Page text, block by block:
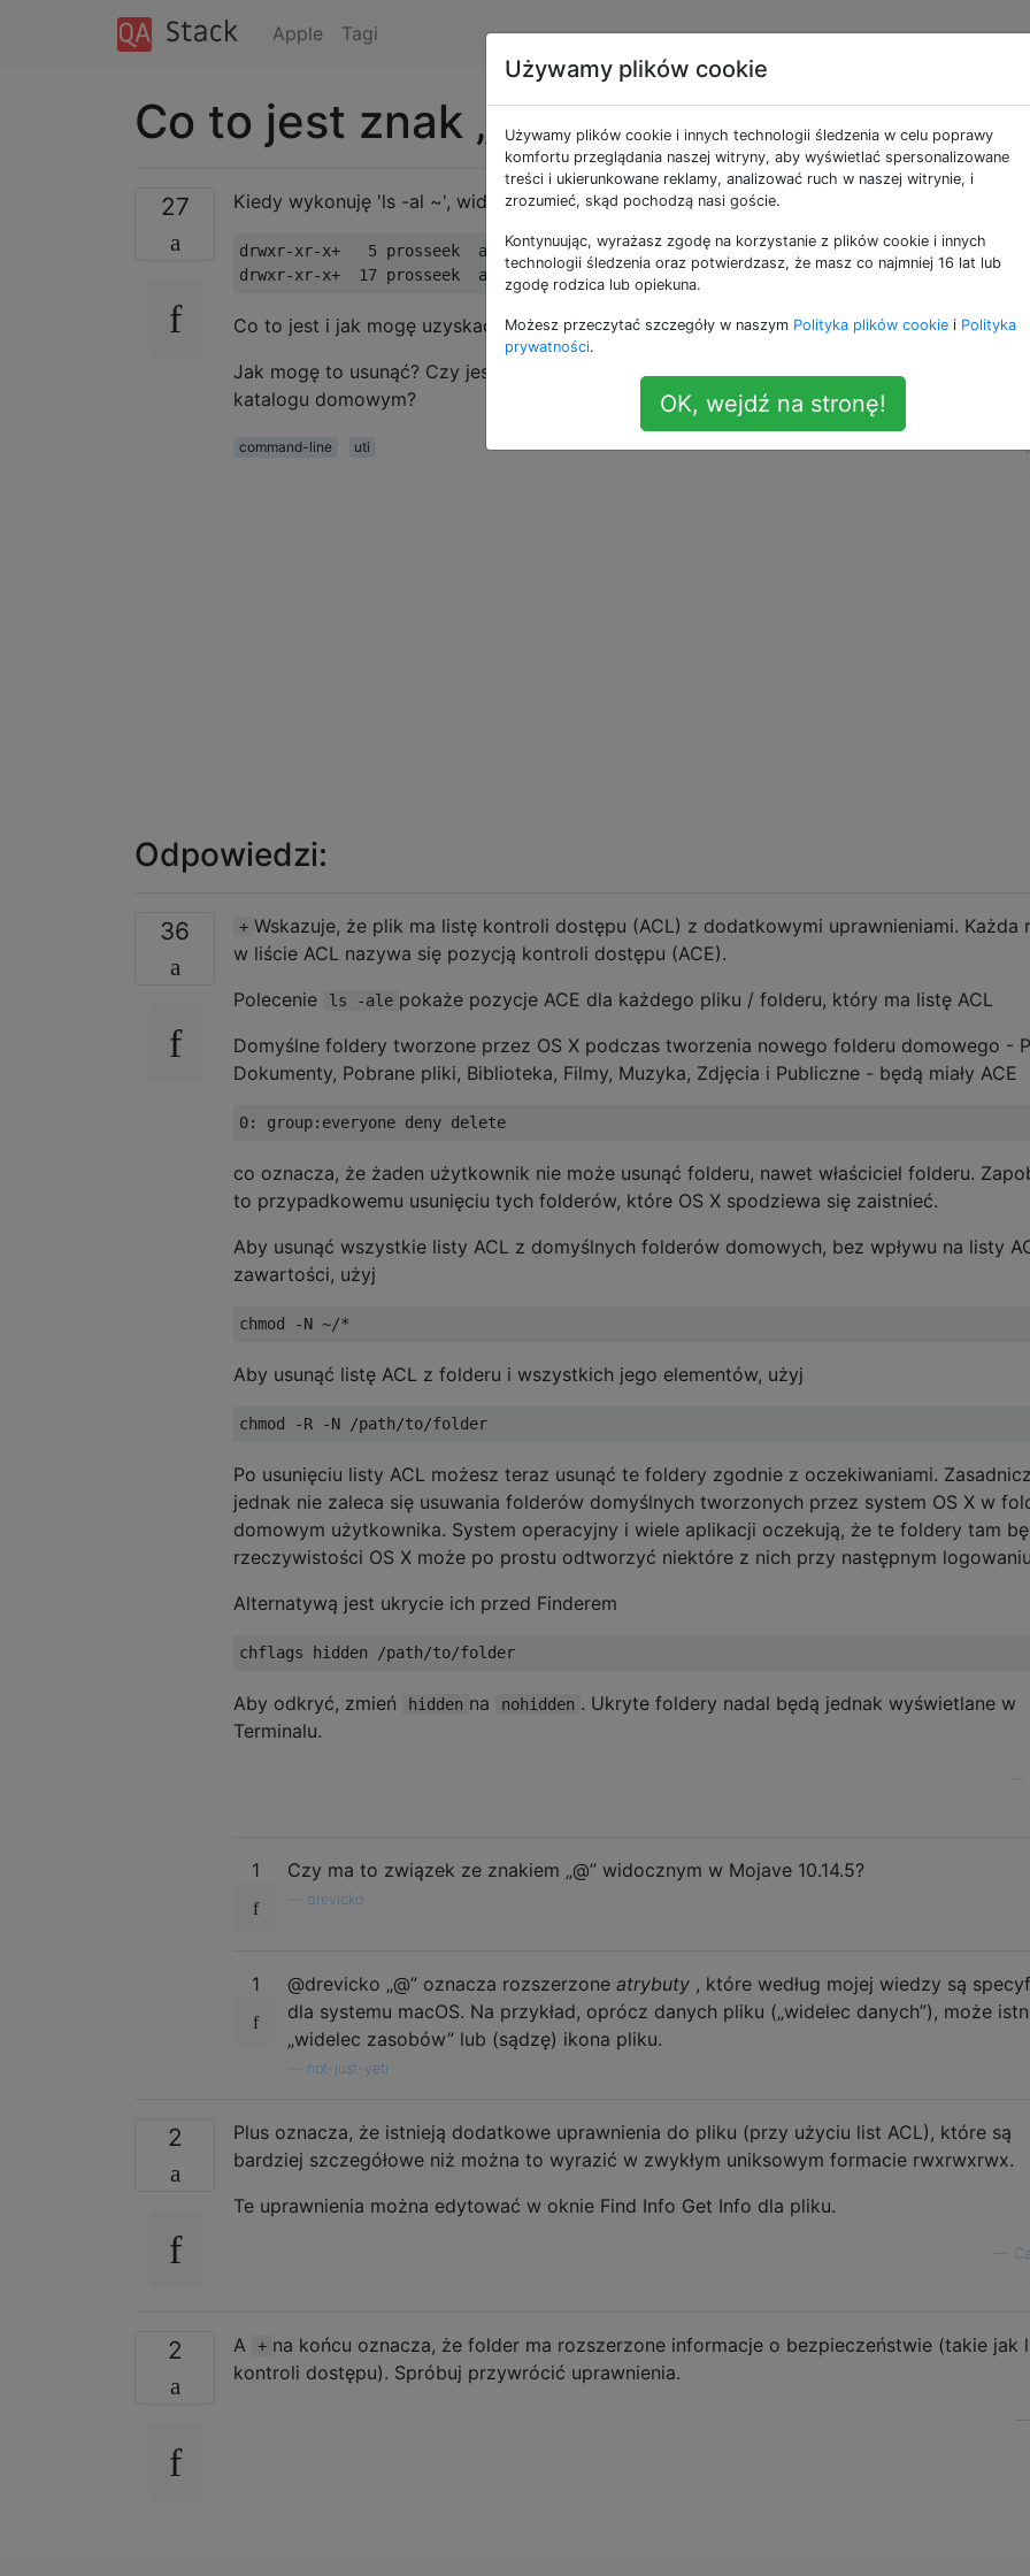
Apple Tagi
Co to jest znak „+” na końcu opisu pliku?
27 Kiedy wykonuję 'ls -al ~', widzę znaki +, co uniemożliwia mi przenoszenie / usuwanie plików.
drwxr-xr-x+ 5 prosseek  admin 170 Oct 5 03:43 Desktop
drwxr-xr-x+ 17 prosseek  admin 578 Sep 25 22 :20 Documents
Co to jest i jak mogę uzyskać ten znak na każdym pliku i katalogu w moim katalogu
Jak mogę to usunąć? Czy jest jakiś prosty sposób na usunięcie tego z każdego pliku w
katalogu domowym?
command-line uti —
Odpowiedzi:
36 + Wskazuje, że plik ma listę kontroli dostępu (ACL) z dodatkowymi uprawnieniami. Każda
w liście ACL nazywa się pozycją kontroli dostępu (ACE).
Polecenie
ls -ale pokaże pozycje ACE dla każdego pliku / folderu, który ma listę ACL
Domyślne foldery tworzone przez OS X podczas tworzenia nowego folderu domowego -
Dokumenty, Pobrane pliki, Biblioteka, Filmy, Muzyka, Zdjęcia i Publiczne - będą miały ACE
0: group: everyone deny delete
co oznacza, że ​​żaden użytkownik nie może usunąć folderu, nawet właściciel folderu.
to przypadkowemu usunięciu tych folderów, które OS X spodziewa się zaistnieć.
Aby usunąć wszystkie listy ACL z domyślnych folderów domowych, bez wpływu na listy
zawartości, użyj
chmod -N ~/*
Aby usunąć listę ACL z folderu i wszystkich jego elementów, użyj
chmod -R -N /path/to/folder
Po usunięciu listy ACL możesz teraz usunąć te foldery zgodnie z oczekiwaniami.
jednak nie zaleca się usuwania folderów domyślnych tworzonych przez system OS X w
domowym użytkownika. System operacyjny i wiele aplikacji oczekują, że te foldery tam
rzeczywistości OS X może po prostu odtworzyć niektóre z nich przy następnym
Alternatywą jest ukrycie ich przed Finderem
chflags hidden /path/to/folder
Aby odkryć, zmień hidden na nohidden . Ukryte foldery nadal będą jednak wyświetlane w
Terminalu.
1 Czy ma to związek ze znakiem „@” widocznym w Mojave 10.14.5?
drevicko
1 @drevicko „@” oznacza rozszerzone atrybuty , które według mojej wiedzy są
dla systemu macOS. Na przykład, oprócz danych pliku („widelec danych”), może
„widelec zasobów” lub (sądzę) ikona pliku.
not-just-yeti
2
Plus oznacza, że ​​istnieją dodatkowe uprawnienia do pliku (przy użyciu list ACL), które są
bardziej szczegółowe niż można to wyrazić w zwykłym uniksowym formacie rwxrwxrwx.
Te uprawnienia można edytować w oknie Find Info Get Info dla pliku.
2 A + na końcu oznacza, że ​​folder ma rozszerzone informacje o bezpieczeństwie (takie jak
kontroli dostępu). Spróbuj przywrócić uprawnienia.
Używamy plików cookie
Używamy plików cookie i innych technologii śledzenia w celu poprawy
komfortu przeglądania naszej witryny, aby wyświetlać spersonalizowane
treści i ukierunkowane reklamy, analizować ruch w naszej witrynie, i
zrozumieć, skąd pochodzą nasi goście.
Kontynuując, wyrażasz zgodę na korzystanie z plików cookie i innych
technologii śledzenia oraz potwierdzasz, że masz co najmniej 16 lat lub
zgodę rodzica lub opiekuna.
Możesz przeczytać szczegóły w naszym Polityka plików cookie i Polityka
prywatności.
OK, wejdź na stronę!